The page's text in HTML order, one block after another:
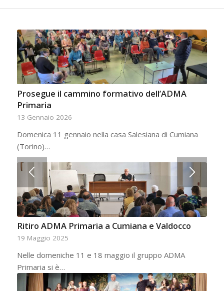
Prosegue il cammino formativo dell’ADMA
Primaria
13 Gennaio 2026
Domenica 11 gennaio nella casa Salesiana di Cumiana
(Torino)…
Ritiro ADMA Primaria a Cumiana e Valdocco
19 Maggio 2025
Nelle domeniche 11 e 18 maggio il gruppo ADMA
Primaria si è…